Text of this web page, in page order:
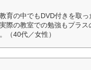
育の中でもDVD付きを取
際の教室での勉強もプラ
（40代／女性）